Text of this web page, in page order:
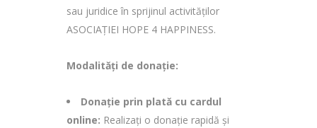
sau juridice în sprijinul activităților
ASOCIAȚIEI HOPE 4 HAPPINESS.
Modalități de donație:
Donație prin plată cu cardul
online: Realizați o donație rapidă și